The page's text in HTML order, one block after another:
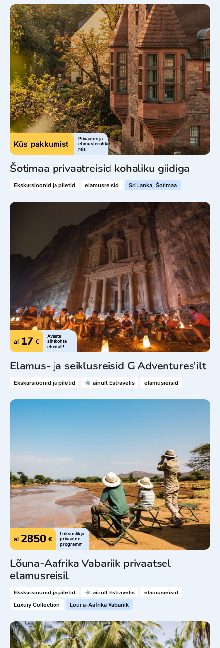
Küsi pakkumist
Privaatne ja
elamusterohke
reis
Šotimaa privaatreisid kohaliku giidiga
Ekskursioonid ja piletid elamusreisid Sri Lanka, Šotimaa
al 17 €
Avasta
sihtkohta
ehedalt!
Elamus- ja seiklusreisid G Adventures’ilt
Ekskursioonid ja piletid ainult Estravelis elamusreisid
al 2850 €
Luksuslik ja
privaatne
programm
Lõuna-Aafrika Vabariik privaatsel
elamusreisil
Ekskursioonid ja piletid ainult Estravelis
elamusreisid
Luxury Collection
Lõuna-Aafrika Vabariik